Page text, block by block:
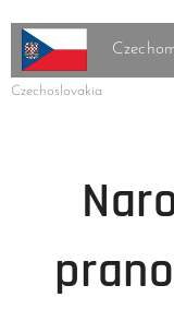
Czechoslovakia